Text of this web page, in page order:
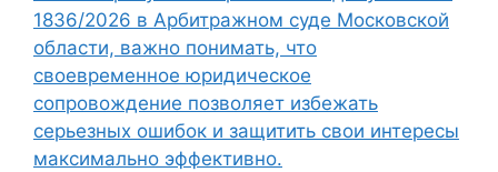
1836/2026 в Арбитражном суде Московской
области, важно понимать, что
своевременное юридическое
сопровождение позволяет избежать
серьезных ошибок и защитить свои интересы
максимально эффективно.